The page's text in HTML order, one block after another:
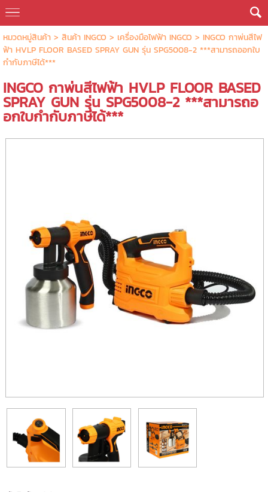
หมวดหมู่สินค้า> สินค้า INGCO > เครื่องมือไฟฟ้า INGCO > INGCO กาพ่นสีไฟ
ฟ้า HVLP FLOOR BASED SPRAY GUN รุ่น SPG5008-2 ***สามารถออกใบ
กำกับภาษีได้***
INGCO กาพ่นสีไฟฟ้า HVLP FLOOR BASED
SPRAY GUN รุ่น SPG5008-2 ***สามารถอ
อกใบกำกับภาษีได้***